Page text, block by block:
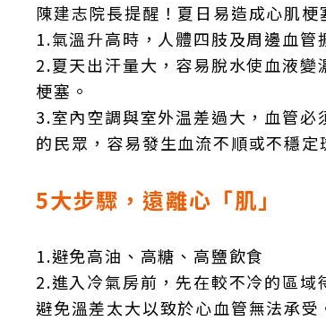
陳建志院長提醒！夏日易造成心肌梗
1.氣溫升高時，人體四肢及周邊血
2.夏天出汗量大，容易脫水使血液
梗塞。
3.室內空調與室外温差過大，血管
的民眾，容易發生血流不順或不穩定
5大步驟，遠離心「肌」
1.避免高油、高糖、高鹽飲食
2.進入冷氣房前，先在較不冷的區
避免溫差太大以致於心血管無法承受